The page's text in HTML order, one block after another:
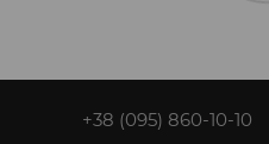
+38 (095) 860-10-10